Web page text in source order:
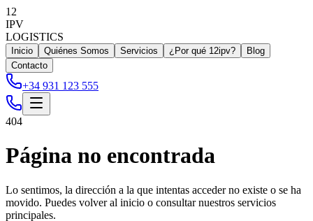
12
IPV
LOGISTICS
Inicio Quiénes Somos Servicios ¿Por qué 12ipv?
Blog
Contacto
+34 931 123 555
404
Página no encontrada
Lo sentimos, la dirección a la que intentas acceder no existe o se ha
movido. Puedes volver al inicio o consultar nuestros servicios
principales.